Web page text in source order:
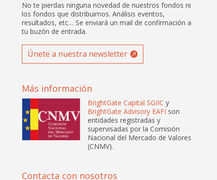
No te pierdas ninguna novedad de nuestros fondos ni
los fondos que distribuimos. Análisis eventos,
resultados, etc… Se enviará un mail de confirmación a
tu buzón de entrada.
Únete a nuestra newsletter
Más información
BrightGate Capital SGIIC y
BrightGate Advisory EAFI son
entidades registradas y
supervisadas por la Comisión
Nacional del Mercado de Valores
(CNMV).
Contacta con nosotros